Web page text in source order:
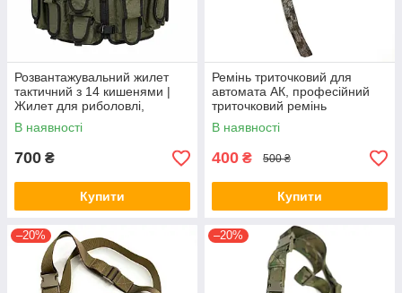
Розвантажувальний жилет
тактичний з 14 кишенями |
Жилет для риболовлі,
полювання, військових та
активного відпочинку
В наявності
700 ₴
Купити
Ремінь триточковий для
автомата АК, професійний
триточковий ремінь
В наявності
400 ₴ 500 ₴
Купити
–20% –20%